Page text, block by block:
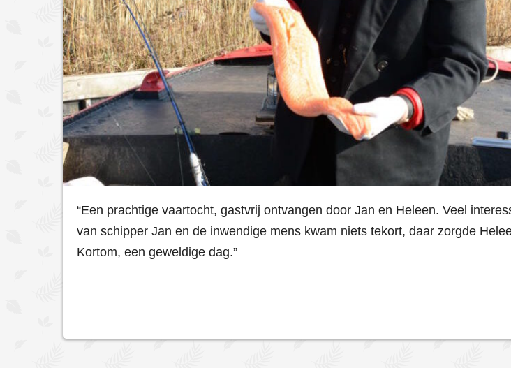
“Een prachtige vaartocht, gastvrij ontvangen door Jan en Heleen. Veel
van schipper Jan en de inwendige mens kwam niets tekort, daar zorgde
Kortom, een geweldige dag.”